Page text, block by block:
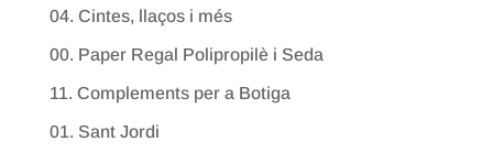
04. Cintes, llaços i més
00. Paper Regal Polipropilè i Seda
11. Complements per a Botiga
01. Sant Jordi